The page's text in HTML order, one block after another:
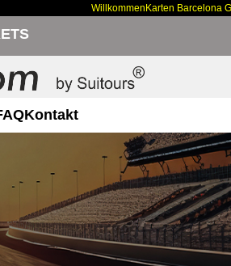
Willkommen Karten Barcelona
Kontakt